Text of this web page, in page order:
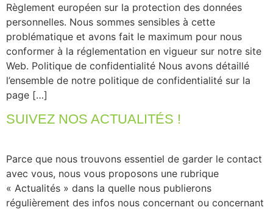
Règlement européen sur la protection des données
personnelles. Nous sommes sensibles à cette
problématique et avons fait le maximum pour nous
conformer à la réglementation en vigueur sur notre site
Web. Politique de confidentialité​ Nous avons détaillé
l’ensemble de notre politique de confidentialité sur la
page […]
SUIVEZ NOS ACTUALITÉS !
Parce que nous trouvons essentiel de garder le contact
avec vous, nous vous proposons une rubrique
« Actualités » dans la quelle nous publierons
régulièrement des infos nous concernant ou concernant